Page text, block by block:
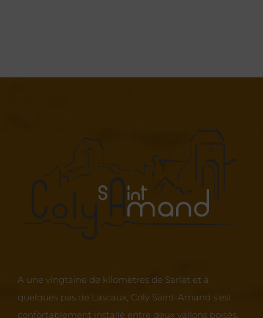
A une vingtaine de kilomètres de Sarlat et à
quelques pas de Lascaux, Coly Saint-Amand s’est
confortablement installé entre deux vallons boisés.